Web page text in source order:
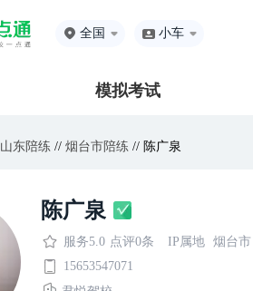
全国 小车
模拟考试
山东陪练 // 烟台市陪练 // 陈广泉
陈广泉
服务5.0 点评0条 IP属地 烟台市
15653547071